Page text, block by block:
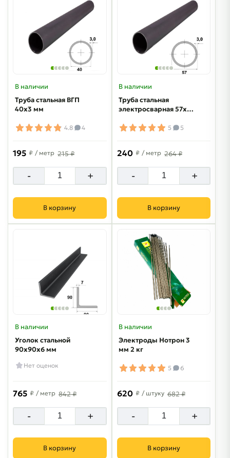
В наличии
Труба стальная ВГП
40х3 мм
4.8 4
195 ₽ / метр 215 ₽
- +
В корзину
В наличии
Труба стальная
электросварная 57х3
5 5
240 ₽ / метр 264 ₽
- +
В корзину
В наличии
Уголок стальной
90х90х6 мм
Нет оценок
765 ₽ / метр 842 ₽
- +
В корзину
В наличии
Электроды Нотрон 3
мм 2 кг
5 6
620 ₽ / штуку 682 ₽
- +
В корзину